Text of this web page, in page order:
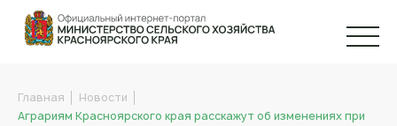
Главная
Новости
Аграриям Красноярского края расскажут об изменениях при